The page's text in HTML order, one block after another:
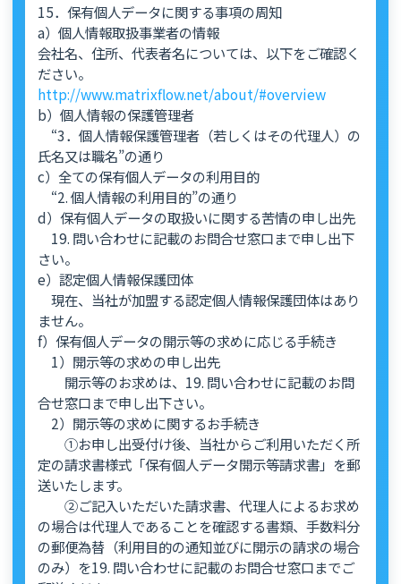
15．保有個人データに関する事項の周知
a）個人情報取扱事業者の情報
会社名、住所、代表者名については、以下をご確認く
ださい。
http://www.matrixflow.net/about/#overview
b）個人情報の保護管理者
“3．個人情報保護管理者（若しくはその代理人）の
氏名又は職名”の通り
c）全ての保有個人データの利用目的
“2. 個人情報の利用目的”の通り
d）保有個人データの取扱いに関する苦情の申し出先
19. 問い合わせに記載のお問合せ窓口まで申し出下
さい。
e）認定個人情報保護団体
現在、当社が加盟する認定個人情報保護団体はあり
ません。
f）保有個人データの開示等の求めに応じる手続き
1）開示等の求めの申し出先
開示等のお求めは、19. 問い合わせに記載のお問
合せ窓口まで申し出下さい。
2）開示等の求めに関するお手続き
①お申し出受付け後、当社からご利用いただく所
定の請求書様式「保有個人データ開示等請求書」を郵
送いたします。
②ご記入いただいた請求書、代理人によるお求め
の場合は代理人であることを確認する書類、手数料分
の郵便為替（利用目的の通知並びに開示の請求の場合
のみ）を19. 問い合わせに記載のお問合せ窓口までご